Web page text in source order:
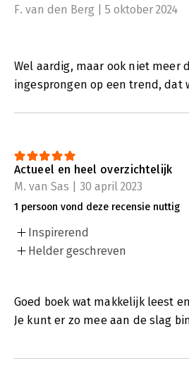
F. van den Berg | 5 oktober 2024
Wel aardig, maar ook niet meer
ingesprongen op een trend, dat
Actueel en heel overzichtelijk
M. van Sas | 30 april 2023
1 persoon vond deze recensie nuttig
Inspirerend
Helder geschreven
Goed boek wat makkelijk leest
Je kunt er zo mee aan de slag